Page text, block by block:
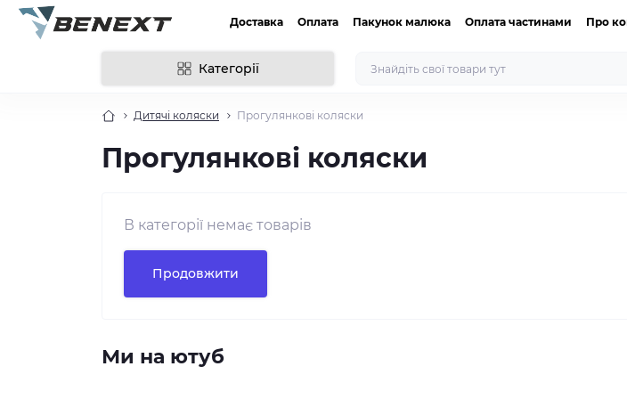
Доставка Оплата Пакунок малюка Оплата частинами Про
Категорії
Дитячі коляски Прогулянкові коляски
Прогулянкові коляски
В категорії немає товарів
Продовжити
Ми на ютуб